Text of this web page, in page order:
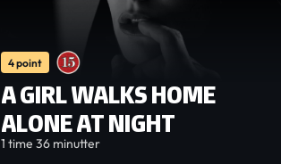
4 point
A GIRL WALKS HOME
ALONE AT NIGHT
1 time 36 minutter